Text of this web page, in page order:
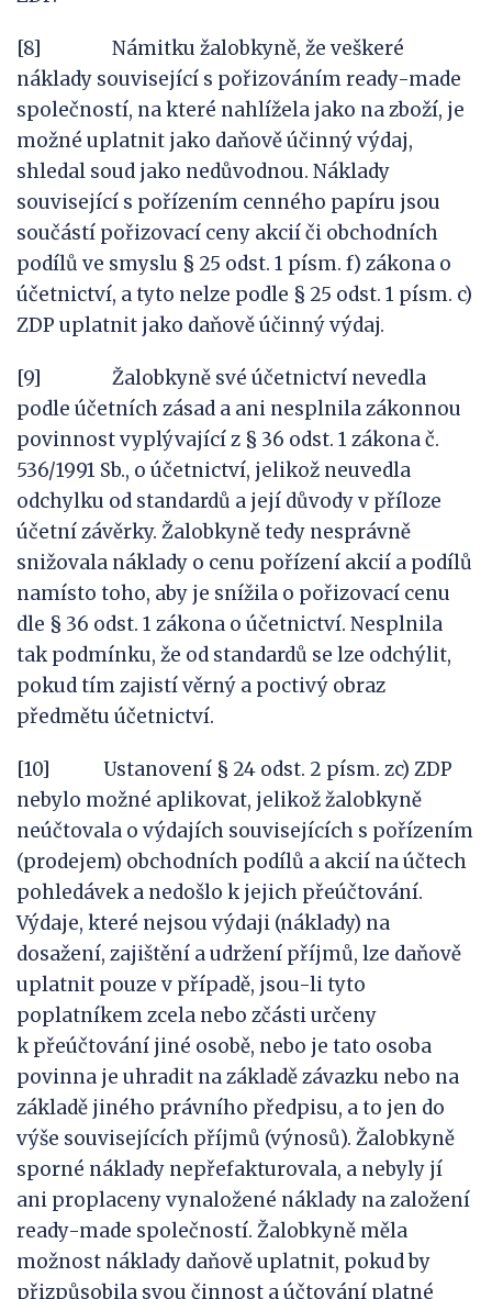
[8] Námitku žalobkyně, že veškeré
náklady související s pořizováním ready-made
společností, na které nahlížela jako na zboží, je
možné uplatnit jako daňově účinný výdaj,
shledal soud jako nedůvodnou. Náklady
související s pořízením cenného papíru jsou
součástí pořizovací ceny akcií či obchodních
podílů ve smyslu § 25 odst. 1 písm. f) zákona o
účetnictví, a tyto nelze podle § 25 odst. 1 písm. c)
ZDP uplatnit jako daňově účinný výdaj.
[9] Žalobkyně své účetnictví nevedla
podle účetních zásad a ani nesplnila zákonnou
povinnost vyplývající z § 36 odst. 1 zákona č.
536/1991 Sb., o účetnictví, jelikož neuvedla
odchylku od standardů a její důvody v příloze
účetní závěrky. Žalobkyně tedy nesprávně
snižovala náklady o cenu pořízení akcií a podílů
namísto toho, aby je snížila o pořizovací cenu
dle § 36 odst. 1 zákona o účetnictví. Nesplnila
tak podmínku, že od standardů se lze odchýlit,
pokud tím zajistí věrný a poctivý obraz
předmětu účetnictví.
[10] Ustanovení § 24 odst. 2 písm. zc) ZDP
nebylo možné aplikovat, jelikož žalobkyně
neúčtovala o výdajích souvisejících s pořízením
(prodejem) obchodních podílů a akcií na účtech
pohledávek a nedošlo k jejich přeúčtování.
Výdaje, které nejsou výdaji (náklady) na
dosažení, zajištění a udržení příjmů, lze daňově
uplatnit pouze v případě, jsou-li tyto
poplatníkem zcela nebo zčásti určeny
k přeúčtování jiné osobě, nebo je tato osoba
povinna je uhradit na základě závazku nebo na
základě jiného právního předpisu, a to jen do
výše souvisejících příjmů (výnosů). Žalobkyně
sporné náklady nepřefakturovala, a nebyly jí
ani proplaceny vynaložené náklady na založení
ready-made společností. Žalobkyně měla
možnost náklady daňově uplatnit, pokud by
přizpůsobila svou činnost a účtování platné